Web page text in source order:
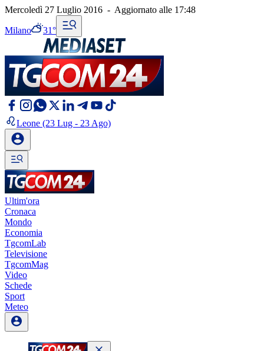
Mercoledì 27 Luglio 2016 - Aggiornato alle 17:48
Milano 31°
Leone (23 Lug - 23 Ago)
Ultim'ora
Cronaca
Mondo
Economia
TgcomLab
Televisione
TgcomMag
Video
Schede
Sport
Meteo